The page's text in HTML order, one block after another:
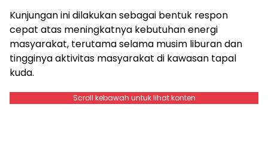
Kunjungan ini dilakukan sebagai bentuk respon
cepat atas meningkatnya kebutuhan energi
masyarakat, terutama selama musim liburan dan
tingginya aktivitas masyarakat di kawasan tapal
kuda.
Scroll kebawah untuk lihat konten